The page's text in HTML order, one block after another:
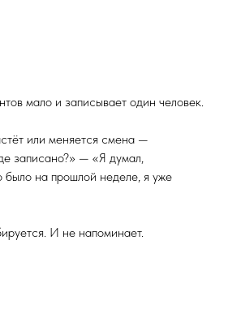
мало и записывает один человек.
или меняется смена —
записано?» — «Я думал,
на прошлой неделе, я уже
И не напоминает.